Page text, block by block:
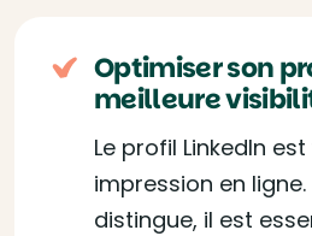
Optimiser son
meilleure
Le profil LinkedIn
impression en ligne.
distingue, il est